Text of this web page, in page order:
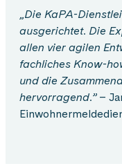
„Die KaPA-
ausgerichtet. Die
allen vier agilen
fachliches Know-
und die
hervorragend.”–